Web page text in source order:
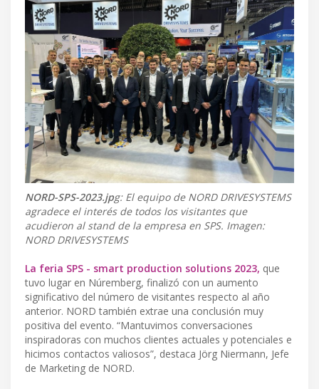
NORD-SPS-2023.jpg: El equipo de NORD DRIVESYSTEMS
agradece el interés de todos los visitantes que
acudieron al stand de la empresa en SPS. Imagen:
NORD DRIVESYSTEMS
La feria SPS - smart production solutions 2023, que
tuvo lugar en Núremberg, finalizó con un aumento
significativo del número de visitantes respecto al año
anterior. NORD también extrae una conclusión muy
positiva del evento. “Mantuvimos conversaciones
inspiradoras con muchos clientes actuales y potenciales e
hicimos contactos valiosos”, destaca Jörg Niermann, Jefe
de Marketing de NORD.